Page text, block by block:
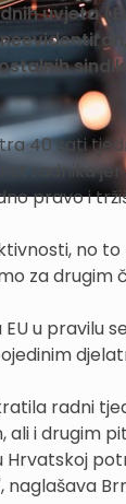
uvjeta
40 sati
radnika jer
pravo i
no
za drugim
u pravilu
radni
i drugim
Hrvatskoj
naglašava